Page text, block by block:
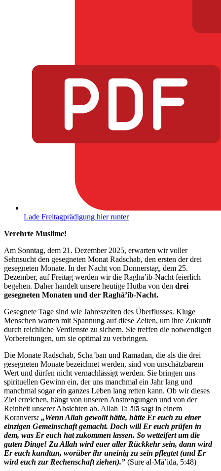
Lade Freitagprädigung hier runter
Verehrte Muslime!
Am Sonntag, dem 21. Dezember 2025, erwarten wir voller
Sehnsucht den gesegneten Monat Radschab, den ersten der drei
gesegneten Monate. In der Nacht von Donnerstag, dem 25.
Dezember, auf Freitag werden wir die Raghā’ib-Nacht feierlich
begehen. Daher handelt unsere heutige Hutba von den drei
gesegneten Monaten und der Raghā’ib-Nacht.
Gesegnete Tage sind wie Jahreszeiten des Überflusses. Kluge
Menschen warten mit Spannung auf diese Zeiten, um ihre Zukunft
durch reichliche Verdienste zu sichern. Sie treffen die notwendigen
Vorbereitungen, um sie optimal zu verbringen.
Die Monate Radschab, Schaʿban und Ramadan, die als die drei
gesegneten Monate bezeichnet werden, sind von unschätzbarem
Wert und dürfen nicht vernachlässigt werden. Sie bringen uns
spirituellen Gewinn ein, der uns manchmal ein Jahr lang und
manchmal sogar ein ganzes Leben lang retten kann. Ob wir dieses
Ziel erreichen, hängt von unseren Anstrengungen und von der
Reinheit unserer Absichten ab. Allah Taʿālā sagt in einem
Koranvers: „Wenn Allah gewollt hätte, hätte Er euch zu einer
einzigen Gemeinschaft gemacht. Doch will Er euch prüfen in
dem, was Er euch hat zukommen lassen. So wetteifert um die
guten Dinge! Zu Allah wird euer aller Rückkehr sein, dann wird
Er euch kundtun, worüber ihr uneinig zu sein pflegtet (und Er
wird euch zur Rechenschaft ziehen).” (Sure al-Mā’ida, 5:48)